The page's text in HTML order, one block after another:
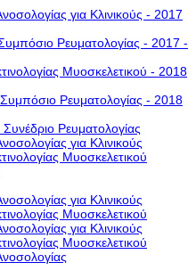
για Κλινικούς - 2017
Ρευματολογίας - 2017 -
Μυοσκελετικού - 2018
Ρευματολογίας - 2018
Ρευματολογίας
για Κλινικούς
Μυοσκελετικού
για Κλινικούς
Μυοσκελετικού
για Κλινικούς
Μυοσκελετικού